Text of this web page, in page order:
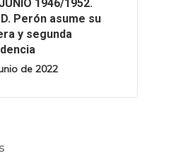
1946/1952.
Perón asume su
y segunda
de 2022